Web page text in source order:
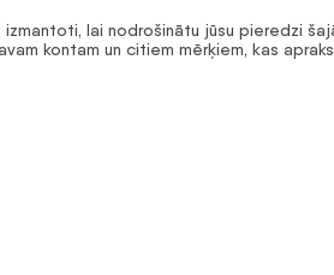
lai nodrošinātu jūsu pieredzi
kontam un citiem mērķiem, kas